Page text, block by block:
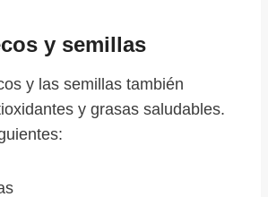
y semillas
y las semillas también
y grasas saludables.